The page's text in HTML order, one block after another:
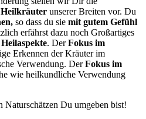
unserer Breiten vor. Du
so dass du sie mit gutem Gefühl
erfährst dazu noch Großartiges
Heilaspekte. DerFokus im
Erkennen der Kräuter im
Verwendung. DerFokus im
wie heilkundliche Verwendung
Du umgeben bist!